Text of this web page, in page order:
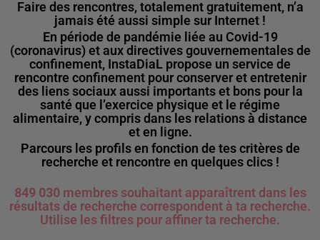
Faire des rencontres, totalement gratuitement, n’a
jamais été aussi simple sur Internet !
En période de pandémie liée au Covid-19
(coronavirus) et aux directives gouvernementales de
confinement, InstaDiaL propose un service de
rencontre confinement pour conserver et entretenir
des liens sociaux aussi importants et bons pour la
santé que l’exercice physique et le régime
alimentaire, y compris dans les relations à distance
et en ligne.
Parcours les profils en fonction de tes critères de
recherche et rencontre en quelques clics !
849 030membres souhaitant apparaîtrent dans les
résultats de recherche correspondent à ta recherche.
Utilise les filtres pour affiner ta recherche.